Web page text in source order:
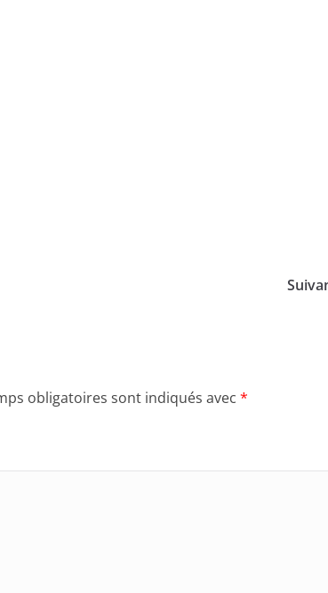
obligatoires sont indiqués avec *